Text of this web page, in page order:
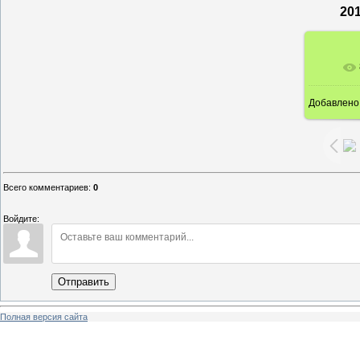
В
Добавлено
Всего комментариев: 0
Войдите:
Отправить
Полная версия сайта